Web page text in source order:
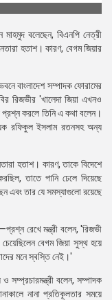
বলেছেন, বিএনপি নেত্রী
হতাশ। কারণ, বেগম জিয়ার
বাংলাদেশ সম্পাদক ফোরামের
রিজভীর 'খালেদা জিয়া এখনও
প্রশ্ন করলে তিনি এ কথা বলেন।
রফিকুল ইসলাম রতনসহ অন্য
হতাশ। কারণ, তাকে বিদেশে
তাতে পানি ঢেলে দিয়েছে
এবং তার যে সমস্যাগুলো রয়েছে
রেখে মন্ত্রী বলেন, 'রিজভী
বেগম জিয়া সুস্থ হয়ে
মনে স্বস্তি নেই।'
সম্প্রচারমন্ত্রী বলেন, সম্পাদক
নানা প্রতিকূলতার সময়ে